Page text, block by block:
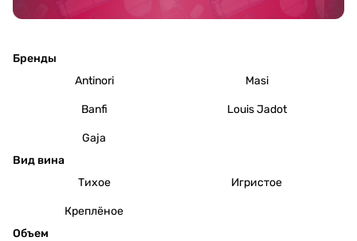
Бренды
Antinori
Masi
Banfi Louis Jadot
Gaja
Вид вина
Тихое
Игристое
Креплёное
Объем